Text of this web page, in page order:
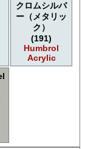
クロムシルバ
ー（メタリッ
ク）
(191)
Humbrol
Acrylic